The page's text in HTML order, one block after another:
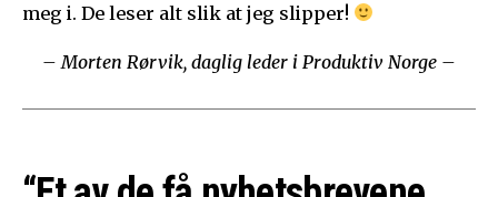
meg i. De leser alt slik at jeg slipper!
– Morten Rørvik, daglig leder i Produktiv Norge –